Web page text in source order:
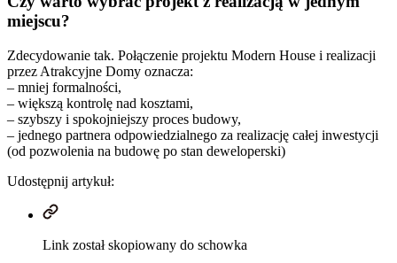
miejscu?
Zdecydowanie tak. Połączenie projektu Modern House i realizacji
przez Atrakcyjne Domy oznacza:
– mniej formalności,
– większą kontrolę nad kosztami,
– szybszy i spokojniejszy proces budowy,
– jednego partnera odpowiedzialnego za realizację całej inwestycji
(od pozwolenia na budowę po stan deweloperski)
Udostępnij artykuł:
Link został skopiowany do schowka